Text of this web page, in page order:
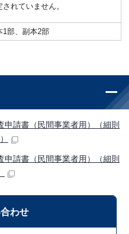
れていません。
1部、副本2部
請書（民間事業者用）（細則
請書（民間事業者用）（細則
わせ